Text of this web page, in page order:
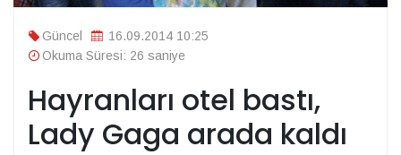
Güncel
16.09.2014 10:25
Okuma Süresi: 26 saniye
Hayranları otel bastı,
Lady Gaga arada kaldı